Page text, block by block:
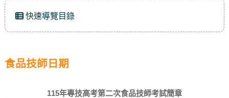
快速導覽目錄
食品技師日期
115年專技高考第二次食品技師考試簡章